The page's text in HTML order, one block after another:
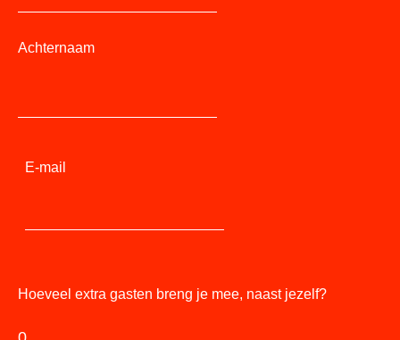
Achternaam
E-mail
Hoeveel extra gasten breng je mee, naast jezelf?